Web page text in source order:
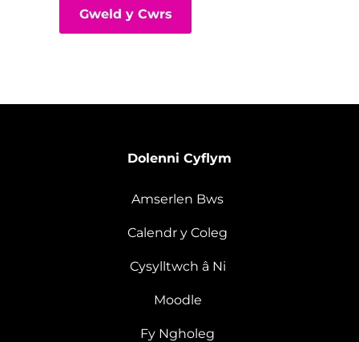
Gweld y Cwrs
Dolenni Cyflym
Amserlen Bws
Calendr y Coleg
Cysylltwch â Ni
Moodle
Fy Ngholeg